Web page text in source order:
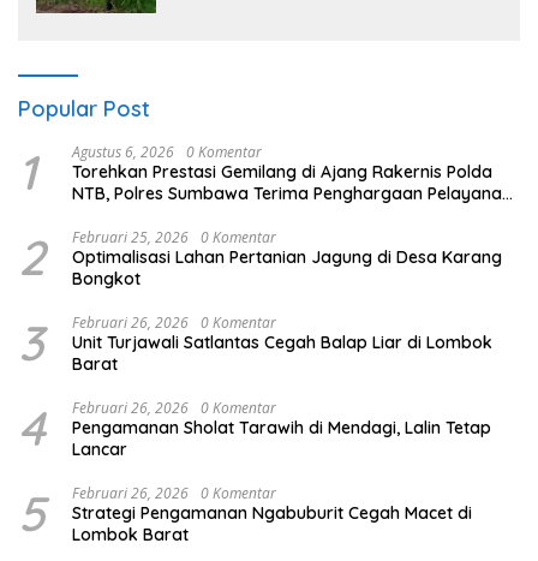
Popular Post
1 Agustus 6, 2026 0 Komentar
Torehkan Prestasi Gemilang di Ajang Rakernis Polda
NTB, Polres Sumbawa Terima Penghargaan Pelayanan
2 Februari 25, 2026 0 Komentar
Optimalisasi Lahan Pertanian Jagung di Desa Karang
Bongkot
3 Februari 26, 2026 0 Komentar
Unit Turjawali Satlantas Cegah Balap Liar di Lombok
Barat
4 Februari 26, 2026 0 Komentar
Pengamanan Sholat Tarawih di Mendagi, Lalin Tetap
Lancar
5 Februari 26, 2026 0 Komentar
Strategi Pengamanan Ngabuburit Cegah Macet di
Lombok Barat